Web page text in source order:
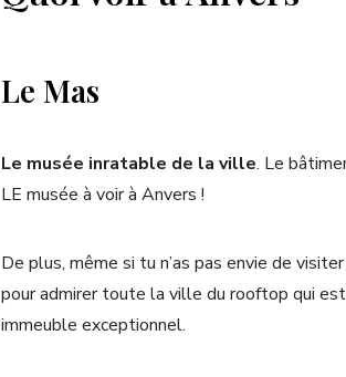
Le Mas
Le musée inratable de la ville. Le
LE musée à voir à Anvers !
De plus, même si tu n’as pas envie de
pour admirer toute la ville du rooftop qui
immeuble exceptionnel.